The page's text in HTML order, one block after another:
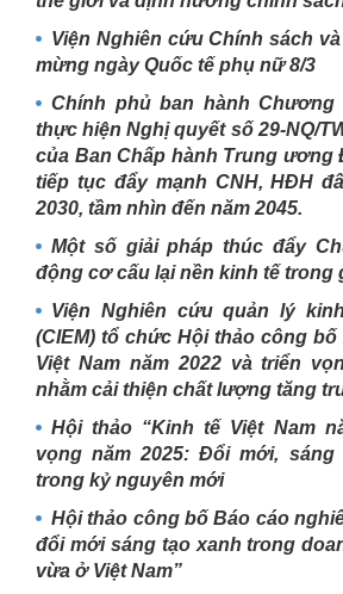
Viện Nghiên cứu Chính sách
mừng ngày Quốc tế phụ nữ 8/3
Chính phủ ban hành
thực hiện Nghị quyết số 29-NQ/
của Ban Chấp hành Trung ương
tiếp tục đẩy mạnh CNH, HĐH
2030, tầm nhìn đến năm 2045.
Một số giải pháp thúc đẩy
động cơ cấu lại nền kinh tế trong
Viện Nghiên cứu quản lý
(CIEM) tổ chức Hội thảo công
Việt Nam năm 2022 và triển
nhằm cải thiện chất lượng tăng
Hội thảo “Kinh tế Việt Nam
vọng năm 2025: Đổi mới,
trong kỷ nguyên mới
Hội thảo công bố Báo cáo
đổi mới sáng tạo xanh trong
vừa ở Việt Nam”